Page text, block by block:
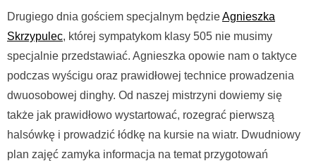
Drugiego dnia gościem specjalnym będzieAgnieszka
Skrzypulec, której sympatykom klasy 505 nie musimy
specjalnie przedstawiać. Agnieszka opowie nam o taktyce
podczas wyścigu oraz prawidłowej technice prowadzenia
dwuosobowej dinghy. Od naszej mistrzyni dowiemy się
także jak prawidłowo wystartować, rozegrać pierwszą
halsówkę i prowadzić łódkę na kursie na wiatr. Dwudniowy
plan zajęć zamyka informacja na temat przygotowań